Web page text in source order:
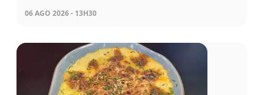
06 AGO 2026 - 13H30